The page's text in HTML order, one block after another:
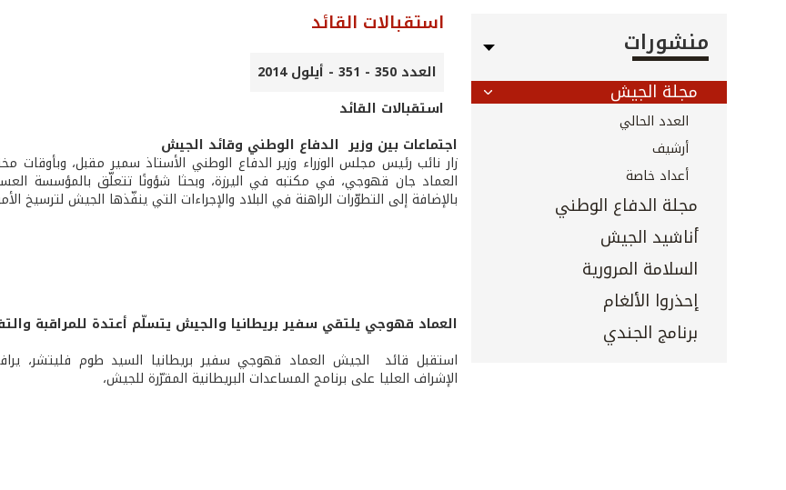
منشورات
مجلة الجيش
العدد الحالي
أرشيف
أعداد خاصة
مجلة الدفاع الوطني
أناشيد الجيش
السلامة المرورية
إحذروا الألغام
برنامج الجندي
استقبالات القائد
العدد 350 - 351 - أيلول 2014
استقبالات القائد
اجتماعات بين وزير الدفاع الوطني وقائد الجيش
زار نائب رئيس مجلس الوزراء وزير الدفاع الوطني الأستاذ سمير مقبل، وبأوقات
العماد جان قهوجي، في مكتبه في اليرزة، وبحثا شؤونًا تتعلّق بالمؤسسة
بالإضافة إلى التطوّرات الراهنة في البلاد والإجراءات التي ينفّذها الجيش لترسيخ
العماد قهوجي يلتقي سفير بريطانيا والجيش يتسلّم أعتدة للمراقبة
استقبل قائد الجيش العماد قهوجي سفير بريطانيا السيد طوم فليتشر،
الإشراف العليا على برنامج المساعدات البريطانية المقرّرة للجيش،